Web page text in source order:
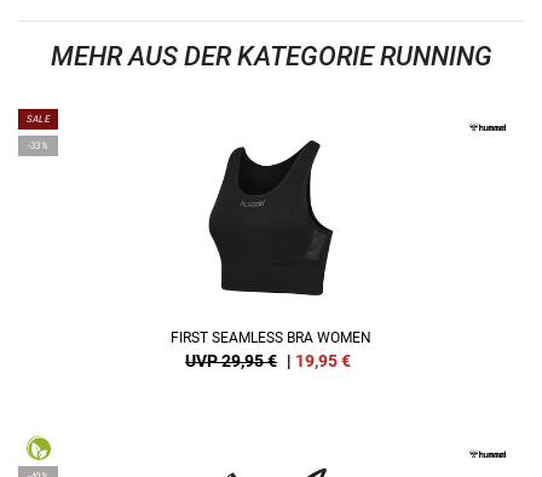
MEHR AUS DER KATEGORIE RUNNING
SALE
-33%
FIRST SEAMLESS BRA WOMEN
UVP 29,95 € | 19,95€